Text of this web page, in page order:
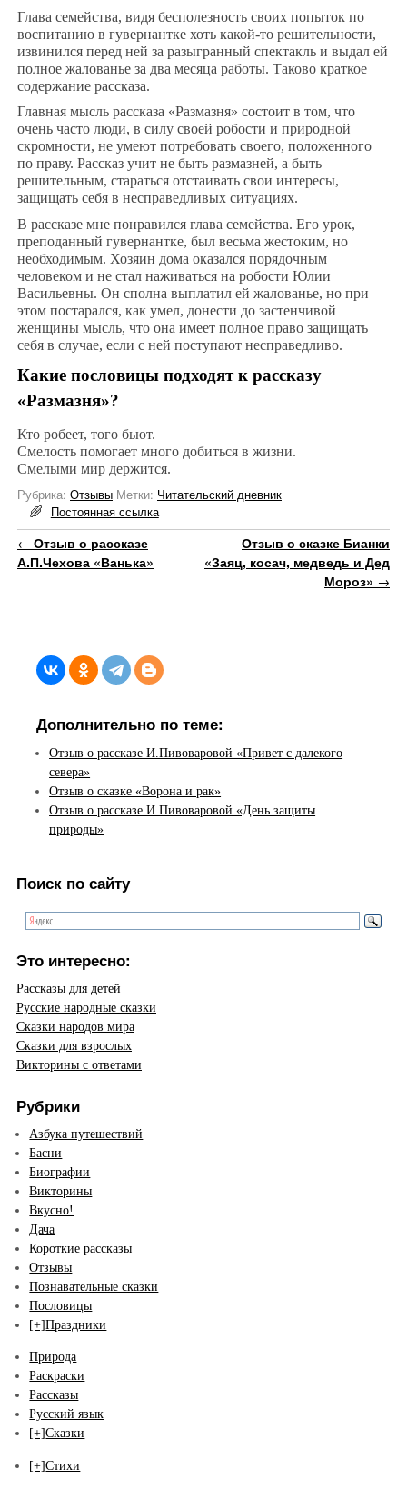
Глава семейства, видя бесполезность своих попыток по
воспитанию в гувернантке хоть какой-то решительности,
извинился перед ней за разыгранный спектакль и выдал ей
полное жалованье за два месяца работы. Таково краткое
содержание рассказа.
Главная мысль рассказа «Размазня» состоит в том, что
очень часто люди, в силу своей робости и природной
скромности, не умеют потребовать своего, положенного
по праву. Рассказ учит не быть размазней, а быть
решительным, стараться отстаивать свои интересы,
защищать себя в несправедливых ситуациях.
В рассказе мне понравился глава семейства. Его урок,
преподанный гувернантке, был весьма жестоким, но
необходимым. Хозяин дома оказался порядочным
человеком и не стал наживаться на робости Юлии
Васильевны. Он сполна выплатил ей жалованье, но при
этом постарался, как умел, донести до застенчивой
женщины мысль, что она имеет полное право защищать
себя в случае, если с ней поступают несправедливо.
Какие пословицы подходят к рассказу
«Размазня»?
Кто робеет, того бьют.
Смелость помогает много добиться в жизни.
Смелыми мир держится.
Рубрика: Отзывы Метки: Читательский дневник
Постоянная ссылка
Навигация по записям
← Отзыв о рассказе
А.П.Чехова «Ванька»
Отзыв о сказке Бианки
«Заяц, косач, медведь и Дед
Мороз» →
Дополнительно по теме:
Отзыв о рассказе И.Пивоваровой «Привет с далекого
севера»
Отзыв о сказке «Ворона и рак»
Отзыв о рассказе И.Пивоваровой «День защиты
природы»
Поиск по сайту
Это интересно:
Рассказы для детей
Русские народные сказки
Сказки народов мира
Сказки для взрослых
Викторины с ответами
Рубрики
Азбука путешествий
Басни
Биографии
Викторины
Вкусно!
Дача
Короткие рассказы
Отзывы
Познавательные сказки
Пословицы
[+]Праздники
Природа
Раскраски
Рассказы
Русский язык
[+]Сказки
[+]Стихи